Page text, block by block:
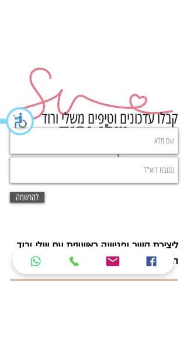
קבלו עדכונים וטיפים משלי ורוד
להרשמה
ליצירת קשר ופגישה ראשונית עם שלי ורוד
השאירו פרטים: